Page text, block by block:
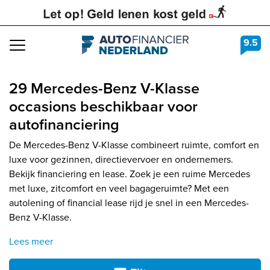
Navigation 9.5
29 Mercedes-Benz V-Klasse
occasions beschikbaar voor
autofinanciering
De Mercedes-Benz V-Klasse combineert ruimte, comfort en
luxe voor gezinnen, directievervoer en ondernemers.
Bekijk financiering en lease. Zoek je een ruime Mercedes
met luxe, zitcomfort en veel bagageruimte? Met een
autolening of financial lease rijd je snel in een Mercedes-
Benz V-Klasse.
Lees meer